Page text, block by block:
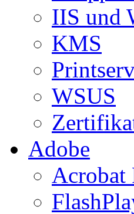
IIS und
KMS
WSUS
Adobe
Acrobat